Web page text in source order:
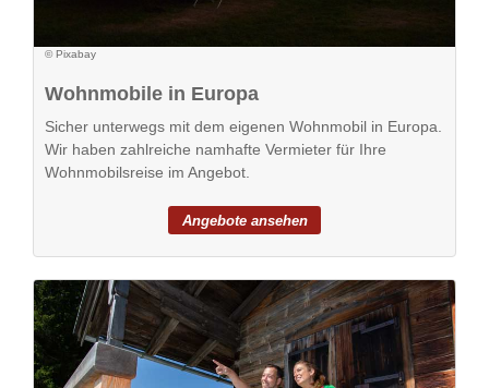
© Pixabay
Wohnmobile in Europa
Sicher unterwegs mit dem eigenen Wohnmobil in Europa.
Wir haben zahlreiche namhafte Vermieter für Ihre
Wohnmobilsreise im Angebot.